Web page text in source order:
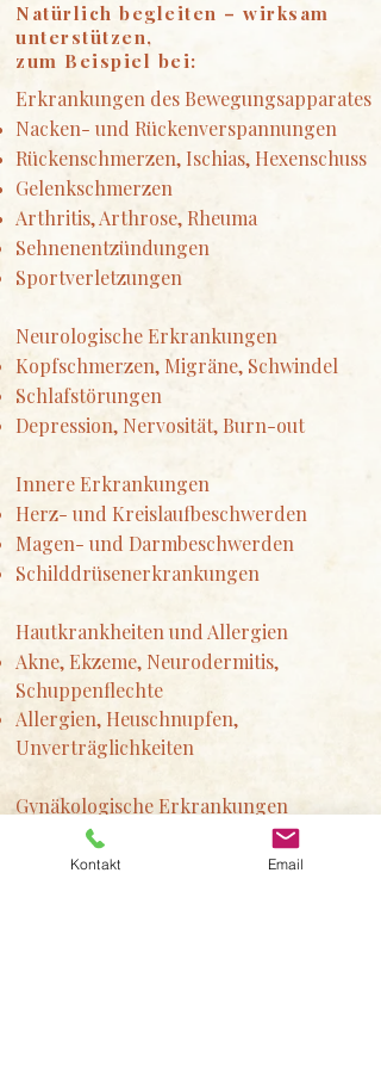
Natürlich begleiten – wirksam
unterstützen,
zum Beispiel bei:
Erkrankungen des Bewegungsapparates
Nacken- und Rückenverspannungen
Rückenschmerzen, Ischias, Hexenschuss
Gelenkschmerzen
Arthritis, Arthrose, Rheuma
Sehnenentzündungen
Sportverletzungen
Neurologische Erkrankungen
Kopfschmerzen, Migräne, Schwindel
Schlafstörungen
Depression, Nervosität, Burn-out
Innere Erkrankungen
Herz- und Kreislaufbeschwerden
Magen- und Darmbeschwerden
Schilddrüsenerkrankungen
Hautkrankheiten und Allergien
Akne, Ekzeme, Neurodermitis,
Schuppenflechte
Allergien, Heuschnupfen,
Unverträglichkeiten
Gynäkologische Erkrankungen
Menstruations- und
Wechseljahrbeschwerden
Kontakt Email